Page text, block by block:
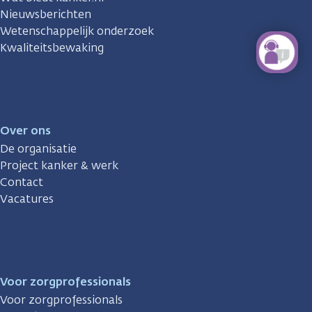
Nieuwsberichten
Wetenschappelijk onderzoek
Kwaliteitsbewaking
Over ons
De organisatie
Project kanker & werk
Contact
Vacatures
Voor zorgprofessionals
Voor zorgprofessionals